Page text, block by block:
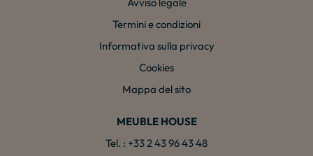
Avviso legale
Termini e condizioni
Informativa sulla privacy
Cookies
Mappa del sito
MEUBLE HOUSE
Tel. : +33 2 43 96 43 48